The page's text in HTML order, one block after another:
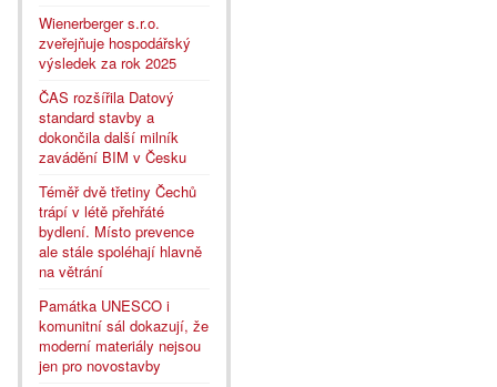
Wienerberger s.r.o.
zveřejňuje hospodářský
výsledek za rok 2025
ČAS rozšířila Datový
standard stavby a
dokončila další milník
zavádění BIM v Česku
Téměř dvě třetiny Čechů
trápí v létě přehřáté
bydlení. Místo prevence
ale stále spoléhají hlavně
na větrání
Památka UNESCO i
komunitní sál dokazují, že
moderní materiály nejsou
jen pro novostavby